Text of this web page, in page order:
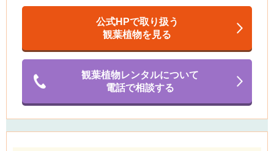
公式HPで取り扱う
観葉植物を見る
観葉植物レンタルについて
電話で相談する